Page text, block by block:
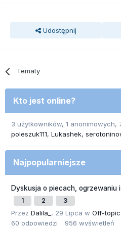
Udostępnij
Tematy
Kto jest online?
3 użytkowników, 1 anonimowych,
poleszuk111 Lukashek
Najpopularniejsze
Dyskusja o piecach, ogrzewaniu
1 2 3
Przez Dalila_ , 29 Lipca w Off-topic
60 odpowiedzi 956 wyświetleń